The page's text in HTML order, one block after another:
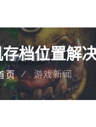
存档位置解
页 游戏新闻